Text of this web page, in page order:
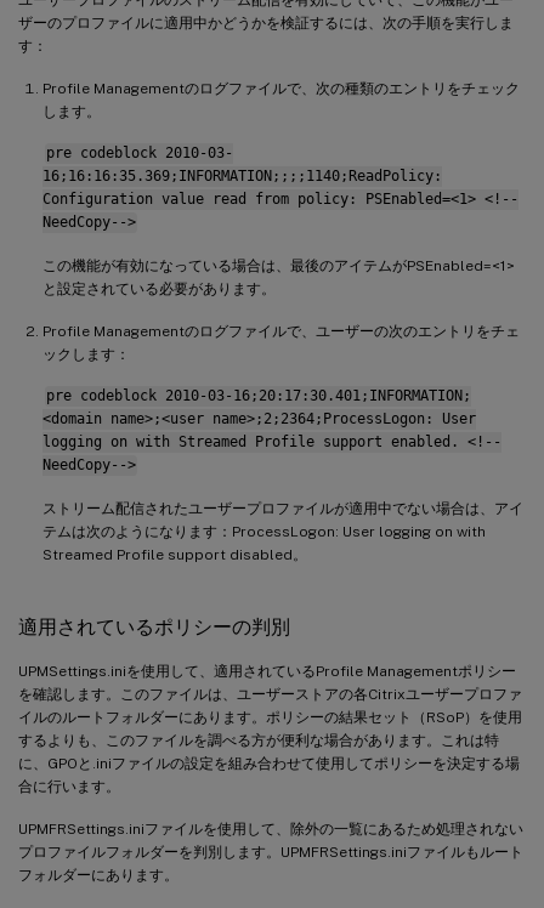
ザーのプロファイルに適用中かどうかを検証するには、次の手順を実行しま
す：
Profile Managementのログファイルで、次の種類のエントリをチェック
します。
pre codeblock 2010-03-
16;16:16:35.369;INFORMATION;;;;1140;ReadPolicy:
Configuration value read from policy: PSEnabled=<1> <!--
NeedCopy-->
この機能が有効になっている場合は、最後のアイテムがPSEnabled=<1>
と設定されている必要があります。
Profile Managementのログファイルで、ユーザーの次のエントリをチェ
ックします：
pre codeblock 2010-03-16;20:17:30.401;INFORMATION;
<domain name>;<user name>;2;2364;ProcessLogon: User
logging on with Streamed Profile support enabled. <!--
NeedCopy-->
ストリーム配信されたユーザープロファイルが適用中でない場合は、アイ
テムは次のようになります：ProcessLogon: User logging on with
Streamed Profile support disabled。
適用されているポリシーの判別
UPMSettings.iniを使用して、適用されているProfile Managementポリシー
を確認します。このファイルは、ユーザーストアの各Citrixユーザープロファ
イルのルートフォルダーにあります。ポリシーの結果セット（RSoP）を使用
するよりも、このファイルを調べる方が便利な場合があります。これは特
に、GPOと.iniファイルの設定を組み合わせて使用してポリシーを決定する場
合に行います。
UPMFRSettings.iniファイルを使用して、除外の一覧にあるため処理されない
プロファイルフォルダーを判別します。UPMFRSettings.iniファイルもルート
フォルダーにあります。